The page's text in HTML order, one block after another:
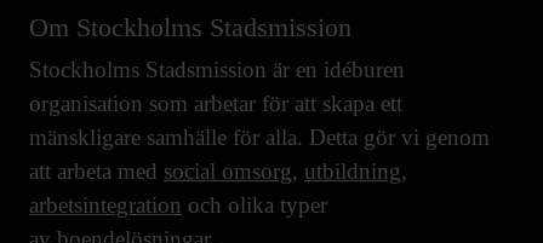
Om Stockholms Stadsmission
Stockholms Stadsmission är en idéburen
organisation som arbetar för att skapa ett
mänskligare samhälle för alla. Detta gör vi genom
att arbeta med social omsorg, utbildning,
arbetsintegration och olika typer